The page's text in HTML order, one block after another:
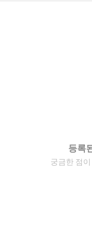
등록
궁금한 점